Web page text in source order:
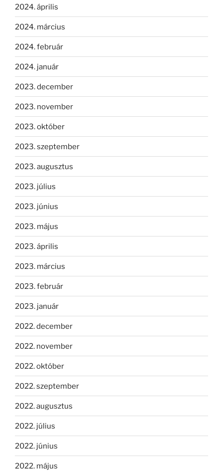
2024. április
2024. március
2024. február
2024. január
2023. december
2023. november
2023. október
2023. szeptember
2023. augusztus
2023. július
2023. június
2023. május
2023. április
2023. március
2023. február
2023. január
2022. december
2022. november
2022. október
2022. szeptember
2022. augusztus
2022. július
2022. június
2022. május